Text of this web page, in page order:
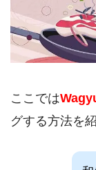
ここでは
グする方法を